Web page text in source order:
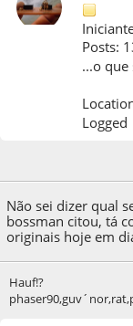
Posts:
...o que
Logged
Não sei dizer qual
bossman citou, tá
originais hoje em
Hauf!?